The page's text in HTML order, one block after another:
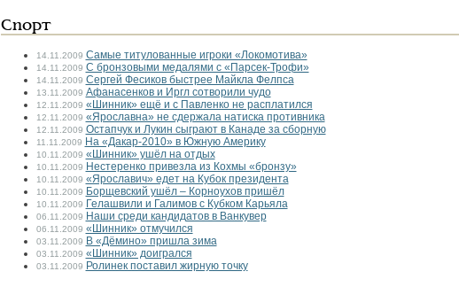
Спорт
14.11.2009 Самые титулованные игроки «Локомотива»
14.11.2009 С бронзовыми медалями с «Парсек-Трофи»
14.11.2009 Сергей Фесиков быстрее Майкла Фелпса
13.11.2009 Афанасенков и Иргл сотворили чудо
12.11.2009 «Шинник» ещё и с Павленко не расплатился
12.11.2009 «Ярославна» не сдержала натиска противника
12.11.2009 Остапчук и Лукин сыграют в Канаде за сборную
11.11.2009 На «Дакар-2010» в Южную Америку
10.11.2009 «Шинник» ушёл на отдых
10.11.2009 Нестеренко привезла из Кохмы «бронзу»
10.11.2009 «Ярославич» едет на Кубок президента
10.11.2009 Борщевский ушёл – Корноухов пришёл
10.11.2009 Гелашвили и Галимов с Кубком Карьяла
06.11.2009 Наши среди кандидатов в Ванкувер
06.11.2009 «Шинник» отмучился
03.11.2009 В «Дёмино» пришла зима
03.11.2009 «Шинник» доигрался
03.11.2009 Ролинек поставил жирную точку